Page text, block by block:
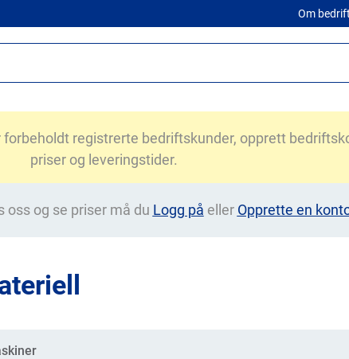
Om
registrerte bedriftskunder, opprett
priser og leveringstider.
oss og se priser må du Logg på eller Opprette en